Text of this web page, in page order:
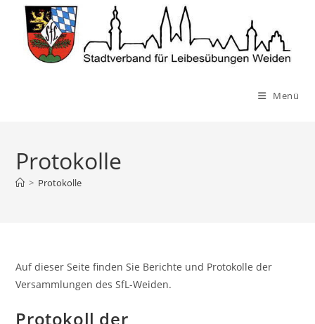
Inhalt
springen
Menü
Protokolle
> Protokolle
Auf dieser Seite finden Sie Berichte und Protokolle der
Versammlungen des SfL-Weiden.
Protokoll der